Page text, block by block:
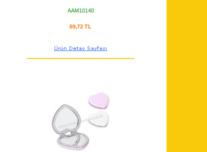
AAM10140
69,72 TL